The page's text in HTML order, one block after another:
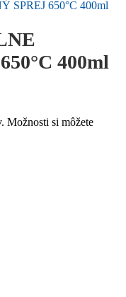
400ml
Možnosti si môžete